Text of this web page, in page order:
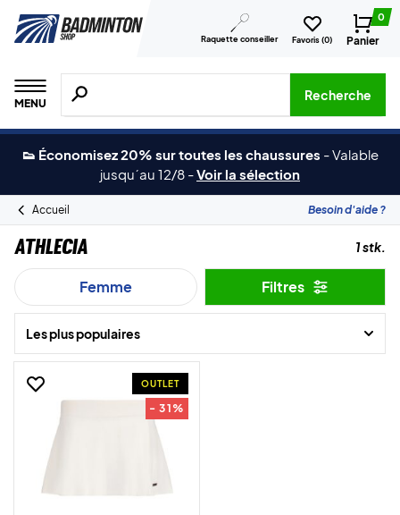
Raquette conseiller Favoris (0)
0
Panier
MENU
Recherche de produits, de marques, etc.
Recherche
👟 Économisez 20% sur toutes les chaussures -Valable
jusqu´au 12/8 -Voir la sélection
Accueil Besoin d'aide ?
Athlecia 1 stk.
Femme Filtres
Les plus populaires
OUTLET
- 31%